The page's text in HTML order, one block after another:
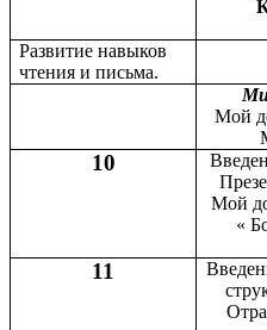
Развитие навыков
чтения и письма.
Мой
10
Мой
«
11